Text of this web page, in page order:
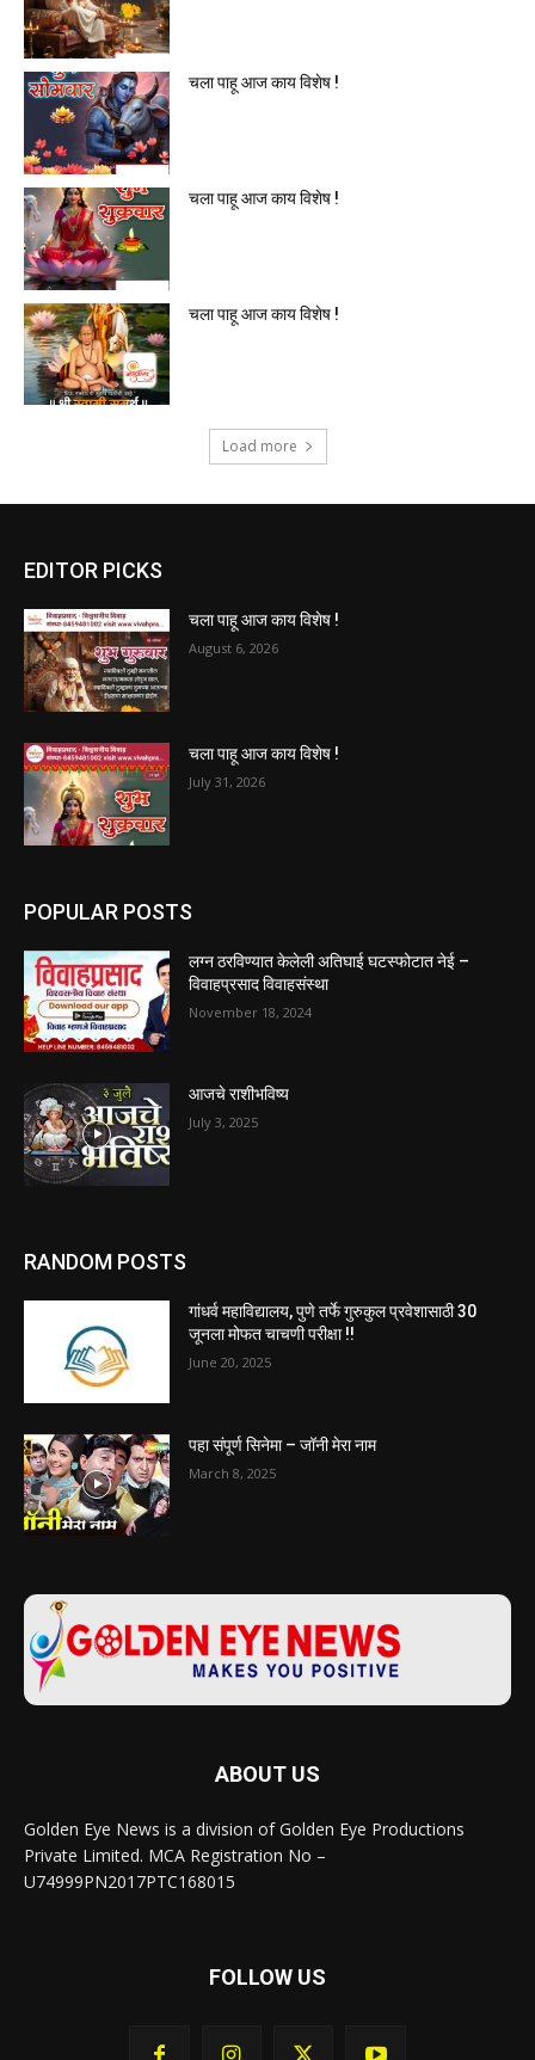
चला पाहू आज काय विशेष !
चला पाहू आज काय विशेष !
चला पाहू आज काय विशेष !
Load more
EDITOR PICKS
चला पाहू आज काय विशेष !
August 6, 2026
चला पाहू आज काय विशेष !
July 31, 2026
POPULAR POSTS
लग्न ठरविण्यात केलेली अतिघाई घटस्फोटात नेई –
विवाहप्रसाद विवाहसंस्था
November 18, 2024
आजचे राशीभविष्य
July 3, 2025
RANDOM POSTS
गांधर्व महाविद्यालय, पुणे तर्फे गुरुकुल प्रवेशासाठी 30
जूनला मोफत चाचणी परीक्षा !!
June 20, 2025
पहा संपूर्ण सिनेमा – जॉनी मेरा नाम
March 8, 2025
ABOUT US
Golden Eye News is a division of Golden Eye Productions
Private Limited. MCA Registration No –
U74999PN2017PTC168015
FOLLOW US